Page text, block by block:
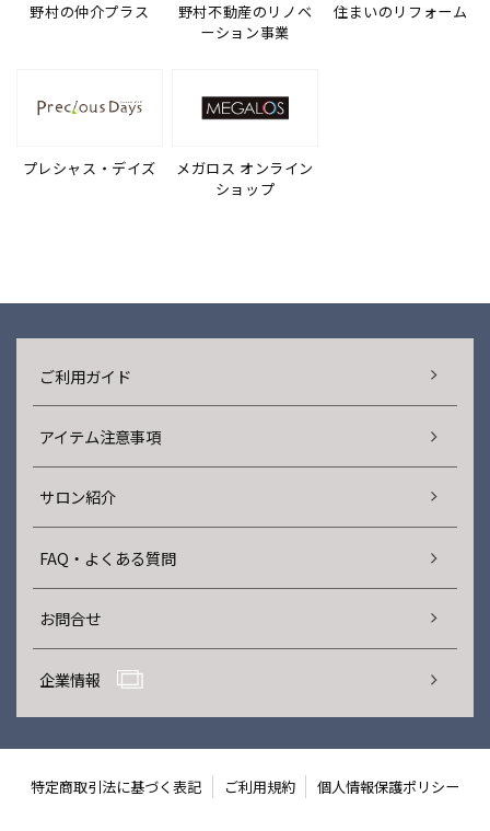
野村の仲介プラス
野村不動産のリノベ
ーション事業
住まいのリフォーム
プレシャス・デイズ
メガロス オンライン
ショップ
ご利用ガイド
アイテム注意事項
サロン紹介
FAQ・よくある質問
お問合せ
企業情報
特定商取引法に基づく表記 ご利用規約 個人情報保護ポリシー